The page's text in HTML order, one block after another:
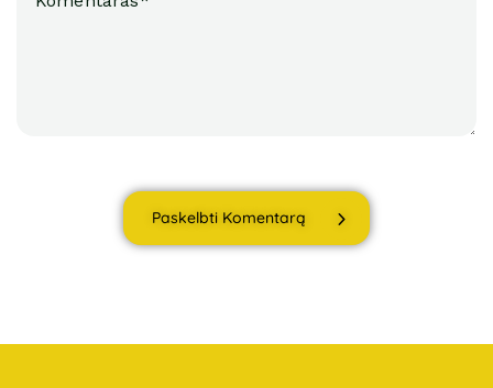
Paskelbti Komentarą